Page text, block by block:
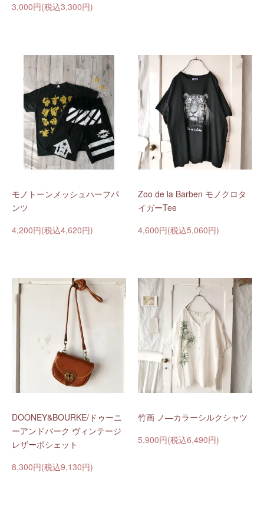
3,000円(税込3,300円)
モノトーンメッシュハーフパ
ンツ
4,200円(税込4,620円)
Zoo de la Barben モノクロタ
イガーTee
4,600円(税込5,060円)
DOONEY&BOURKE/ドゥーニ
ーアンドバーク ヴィンテージ
レザーポシェット
8,300円(税込9,130円)
竹画 ノ―カラーシルクシャツ
5,900円(税込6,490円)